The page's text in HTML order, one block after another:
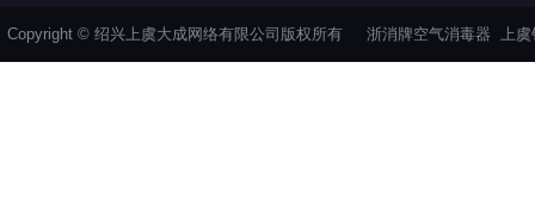
Copyright © 绍兴上虞大成网络有限公司版权所有 浙消牌空气消毒器 上